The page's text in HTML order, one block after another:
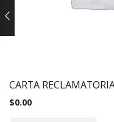
CARTA
$0.00